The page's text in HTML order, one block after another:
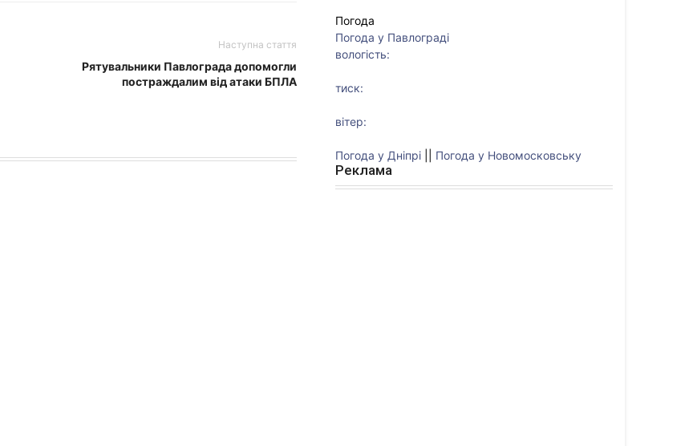
Наступна стаття
Рятувальники Павлограда допомогли
постраждалим від атаки БПЛА
Погода
Погода у Павлограді
вологість:
тиск:
вітер:
Погода у Дніпрі Погода у Новомосковську
Реклама